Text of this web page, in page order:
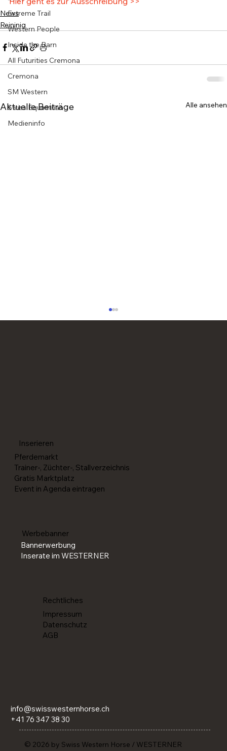
Extreme Trail
Western People
Inside the Barn
All Futurities Cremona
Cremona
SM Western
Swiss Equestrian
Medieninfo
News
Reininig
Aktuelle Beiträge Alle ansehen
Reining / Western 2026 veröffentlicht
info@swisswesternhorse.ch
+41 76 347 38 30
© 2026 by Swiss Western Horse / WESTERNER
Rechtliches
Impressum
Datenschutz
AGB
Inserieren
Pferdemarkt
Trainer-, Züchter-, Stallverzeichnis
Gratis Marktplatz
Event in Agenda eintragen
Werbebanner
Bannerwerbung
Inserate im WESTERNER